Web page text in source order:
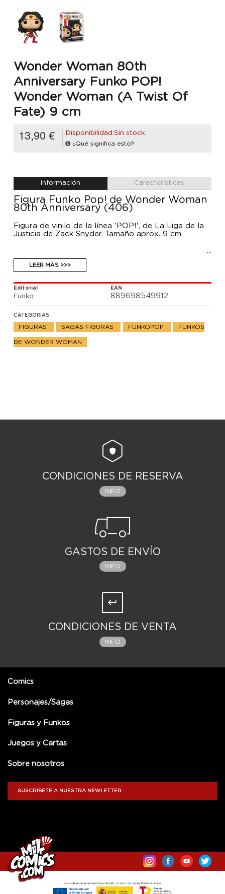
Wonder Woman 80th
Anniversary Funko POP!
Wonder Woman (A Twist Of
Fate) 9 cm
13,90 € Disponibilidad:Sin stock
¿Qué significa esto?
Información Características
Figura Funko Pop! de Wonder Woman
80th Anniversary (406)
Figura de vinilo de la línea 'POP!', de La Liga de la
Justicia de Zack Snyder. Tamaño aprox. 9 cm.
LEER MÁS >>>
Editorial
Funko
EAN
889698549912
CATEGORIAS
FIGURAS SAGAS FIGURAS FUNKOPOP FUNKOS
DE WONDER WOMAN
CONDICIONES DE RESERVA
INFO
GASTOS DE ENVÍO
INFO
CONDICIONES DE VENTA
INFO
Comics
Personajes/Sagas
Figuras y Funkos
Juegos y Cartas
Sobre nosotros
SUSCRÍBETE A NUESTRA NEWLETTER